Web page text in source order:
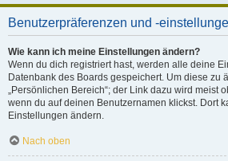
Benutzerpräferenzen und -
Wie kann ich meine Einstellungen ändern?
Wenn du dich registriert hast, werden alle deine
Datenbank des Boards gespeichert. Um diese zu
„Persönlichen Bereich“; der Link dazu wird meist
wenn du auf deinen Benutzernamen klickst. Dort
Einstellungen ändern.
Nach oben